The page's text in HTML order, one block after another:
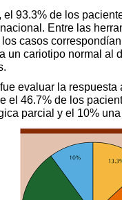
93.3% de los
Entre las
casos
un cariotipo normal
evaluar la
el 46.7% de los
parcial y el 10%